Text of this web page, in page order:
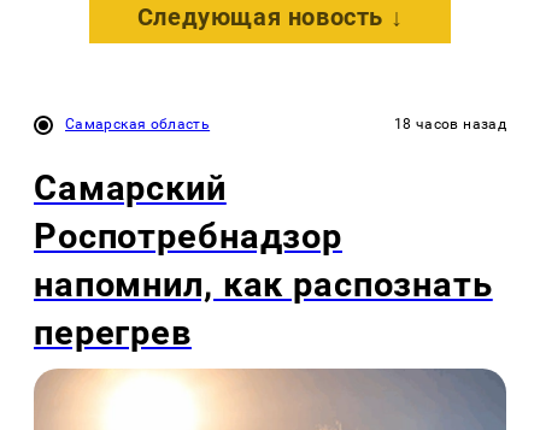
Следующая новость ↓
Самарская область 18 часов назад
Самарский
Роспотребнадзор
напомнил, как распознать
перегрев